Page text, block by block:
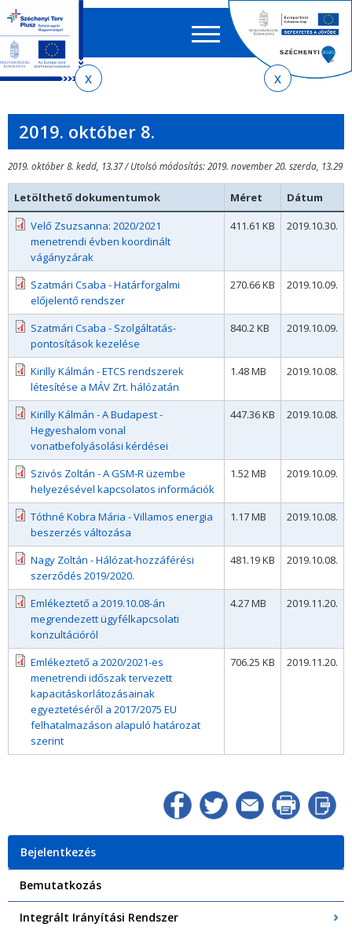
almenühöz
tartalomra
oldaltérképre
EN HU
űrlap
2019. október 8.
2019. október 8. kedd, 13.37 / Utolsó módosítás: 2019. november 20. szerda, 13.29
Letölthető dokumentumok Méret
Dátum
Velő Zsuzsanna: 2020/2021
menetrendi évben koordinált
vágányzárak
411.61 KB 2019.10.30.
Szatmári Csaba - Határforgalmi
előjelentő rendszer
270.66 KB 2019.10.09.
Szatmári Csaba - Szolgáltatás-
pontosítások kezelése
840.2 KB 2019.10.09.
Kirilly Kálmán - ETCS rendszerek
létesítése a MÁV Zrt. hálózatán
1.48 MB 2019.10.08.
Kirilly Kálmán - A Budapest -
Hegyeshalom vonal
vonatbefolyásolási kérdései
447.36 KB 2019.10.08.
Szivós Zoltán - A GSM-R üzembe
helyezésével kapcsolatos információk
1.52 MB 2019.10.09.
Tóthné Kobra Mária - Villamos energia
beszerzés változása
1.17 MB 2019.10.08.
Nagy Zoltán - Hálózat-hozzáférési
szerződés 2019/2020.
481.19 KB 2019.10.08.
Emlékeztető a 2019.10.08-án
megrendezett ügyfélkapcsolati
konzultációról
4.27 MB 2019.11.20.
Emlékeztető a 2020/2021-es
menetrendi időszak tervezett
kapacitáskorlátozásainak
egyeztetéséről a 2017/2075 EU
felhatalmazáson alapuló határozat
szerint
706.25 KB 2019.11.20.
Bejelentkezés
Bemutatkozás
Integrált Irányítási Rendszer